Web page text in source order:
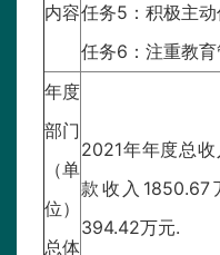
内容任务5：积极主
任务6：注重教
年度
部门
（单
位）
总体
2021年年度总
款收入
394.42万元.